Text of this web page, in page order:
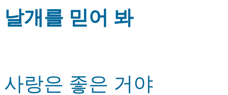
날개를 믿어 봐
사랑은 좋은 거야